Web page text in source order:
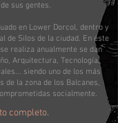
sus gentes.
en Lower Dorcol, dentro y
de Silos de la ciudad. En éste
realiza anualmente se dan
Arquitectura, Tecnología,
siendo uno de los más
de la zona de los Balcanes,
socialmente.
completo.